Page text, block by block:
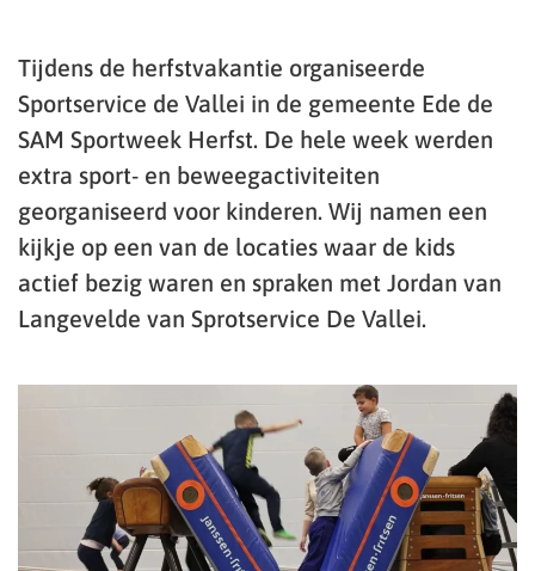
Tijdens de herfstvakantie organiseerde
Sportservice de Vallei in de gemeente Ede de
SAM Sportweek Herfst. De hele week werden
extra sport- en beweegactiviteiten
georganiseerd voor kinderen. Wij namen een
kijkje op een van de locaties waar de kids
actief bezig waren en spraken met Jordan van
Langevelde van Sprotservice De Vallei.